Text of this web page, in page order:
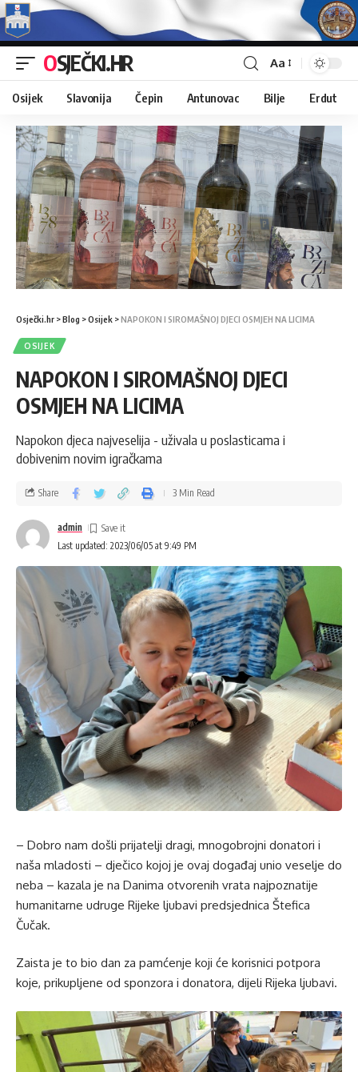
OSJEČKI.HR Aa
Osijek Slavonija Čepin Antunovac Bilje Erdut
Osječki.hr >Blog >Osijek >NAPOKON I SIROMAŠNOJ DJECI OSMJEH NA LICIMA
OSIJEK
NAPOKON I SIROMAŠNOJ DJECI
OSMJEH NA LICIMA
Napokon djeca najveselija - uživala u poslasticama i
dobivenim novim igračkama
Last updated: 2023/06/05 at 9:49 PM
admin
Share 3 Min Read
– Dobro nam došli prijatelji dragi, mnogobrojni donatori i
naša mladosti – dječico kojoj je ovaj događaj unio veselje do
neba – kazala je na Danima otvorenih vrata najpoznatije
humanitarne udruge Rijeke ljubavi predsjednica Štefica
Čučak.
Zaista je to bio dan za pamćenje koji će korisnici potpora
koje, prikupljene od sponzora i donatora, dijeli Rijeka ljubavi.